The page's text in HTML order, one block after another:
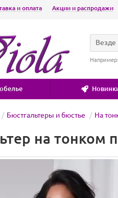
и оплата Акции и распродажи
Везде
Например:
Бюстгальтеры и бюстье На
на тонком